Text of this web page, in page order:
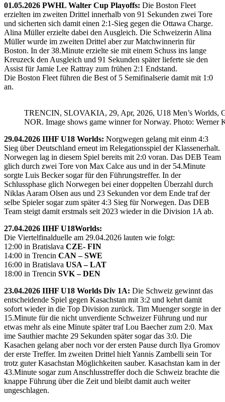
01.05.2026 PWHL Walter Cup Playoffs: Die Boston Fleet
erzielten im zweiten Drittel innerhalb von 91 Sekunden zwei Tore
und sicherten sich damit einen 2:1-Sieg gegen die Ottawa Charge.
Alina Müller erzielte dabei den Ausgleich. Die Schweizerin Alina
Müller wurde im zweiten Drittel aber zur Matchwinnerin für
Boston. In der 38.Minute erzielte sie mit einem Schuss ins lange
Kreuzeck den Ausgleich und 91 Sekunden später lieferte sie den
Assist für Jamie Lee Rattray zum frühen 2:1 Endstand.
Die Boston Fleet führen die Best of 5 Semifinalserie damit mit 1:0
an.
TRENCIN, SLOVAKIA, 29, Apr, 2026, U18 Men’s Worlds,
NOR. Image shows game winner for Norway. Photo: Werner
29.04.2026 IIHF U18 Worlds: Norgwegen gelang mit einm 4:3
Sieg über Deutschland erneut im Relegationsspiel der Klassenerhalt.
Norwegen lag in diesem Spiel bereits mit 2:0 voran. Das DEB Team
glich durch zwei Tore von Max Calce aus und in der 54.Minute
sorgte Luis Becker sogar für den Führungstreffer. In der
Schlussphase glich Norwegen bei einer doppelten Überzahl durch
Niklas Aaram Olsen aus und 23 Sekunden vor dem Ende traf der
selbe Spieler sogar zum später 4:3 Sieg für Norwegen. Das DEB
Team steigt damit erstmals seit 2023 wieder in die Division 1A ab.
27.04.2026 IIHF U18Worlds:
Die Viertelfinalduelle am 29.04.2026 lauten wie folgt:
12:00 in Bratislava CZE- FIN
14:00 in Trencin CAN – SWE
16:00 in Bratislava USA – LAT
18:00 in Trencin SVK – DEN
23.04.2026 IIHF U18 Worlds Div 1A: Die Schweiz gewinnt das
entscheidende Spiel gegen Kasachstan mit 3:2 und kehrt damit
sofort wieder in die Top Division zurück. Tim Muenger sorgte in der
15.Minute für die nicht unverdiente Schweizer Führung und nur
etwas mehr als eine Minute später traf Lou Baecher zum 2:0. Max
ime Sauthier machte 29 Sekunden später sogar das 3:0. Die
Kasachen gelang aber noch vor der ersten Pause durch Ilya Gromov
der erste Treffer. Im zweiten Drittel hielt Yannis Zambelli sein Tor
trotz guter Kasachstan Möglichkeiten sauber. Kasachstan kam in der
43.Minute sogar zum Anschlusstreffer doch die Schweiz brachte die
knappe Führung über die Zeit und bleibt damit auch weiter
ungeschlagen.